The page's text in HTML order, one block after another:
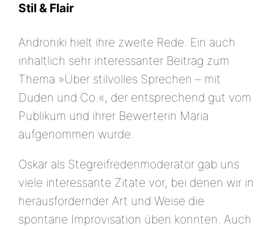
Stil & Flair
Androniki hielt ihre zweite Rede. Ein auch
inhaltlich sehr interessanter Beitrag zum
Thema »Über stilvolles Sprechen – mit
Duden und Co.«, der entsprechend gut vom
Publikum und ihrer Bewerterin Maria
aufgenommen wurde.
Oskar als Stegreifredenmoderator gab uns
viele interessante Zitate vor, bei denen wir in
herausfordernder Art und Weise die
spontane Improvisation üben konnten. Auch